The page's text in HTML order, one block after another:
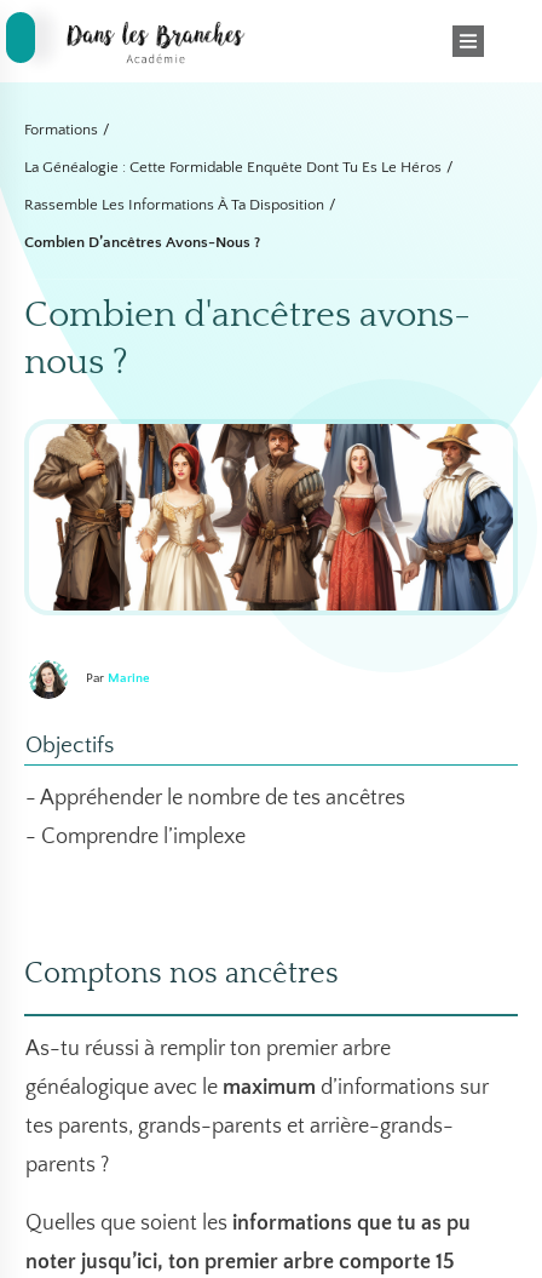
Formations /
La Généalogie : Cette Formidable Enquête Dont Tu Es Le Héros /
Rassemble Les Informations À Ta Disposition /
Combien D’ancêtres Avons-Nous ?
Combien d'ancêtres avons-
nous ?
Par Marine
Objectifs
- Appréhender le nombre de tes ancêtres
- Comprendre l’implexe
Comptons nos ancêtres
As-tu réussi à remplir ton premier arbre
généalogique avec le maximum d’informations sur
tes parents, grands-parents et arrière-grands-
parents ?
Quelles que soient les informations que tu as pu
noter jusqu’ici, ton premier arbre comporte 15